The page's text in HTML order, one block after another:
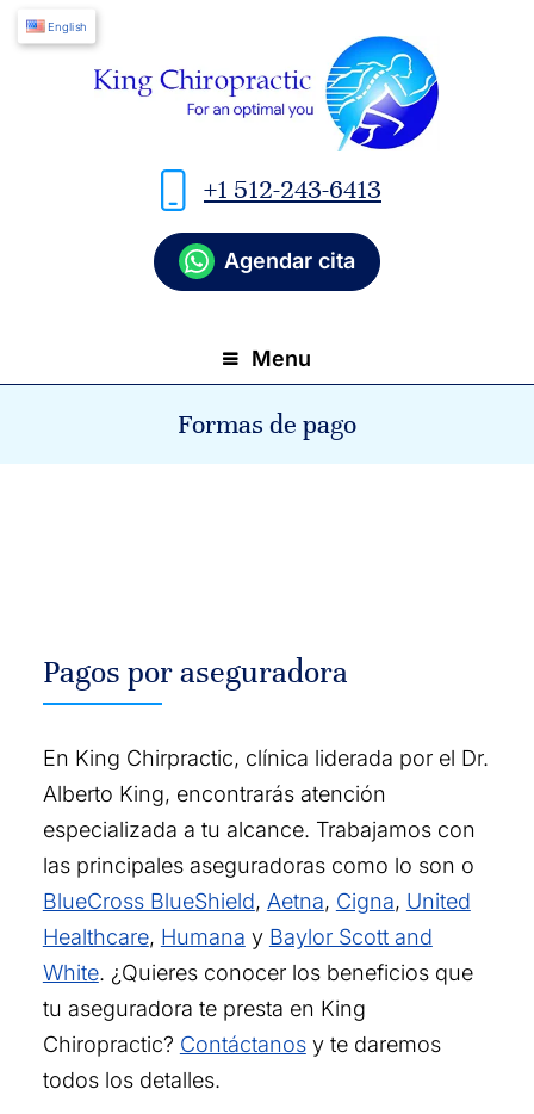
+1 512-243-6413
Agendar cita
English
Menu
Formas de pago
Pagos por aseguradora
En King Chirpractic, clínica liderada por el Dr.
Alberto King, encontrarás atención
especializada a tu alcance. Trabajamos con
las principales aseguradoras como lo son o
BlueCross BlueShield, Aetna, Cigna, United
Healthcare, Humana y Baylor Scott and
White. ¿Quieres conocer los beneficios que
tu aseguradora te presta en King
Chiropractic? Contáctanosy te daremos
todos los detalles.